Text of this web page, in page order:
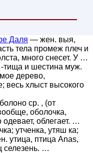
Даля — жен. выя,
тела промеж плеч и
много снесет. У …
тища и шестина муж.
дерево,
весь хлыст высокого
ср. , (от
оболочка,
облегает. …
утченка, утяш ка;
утица, птица Anas,
селезень. …